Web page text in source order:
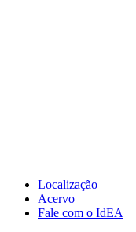
Localização
Acervo
Fale com o IdEA